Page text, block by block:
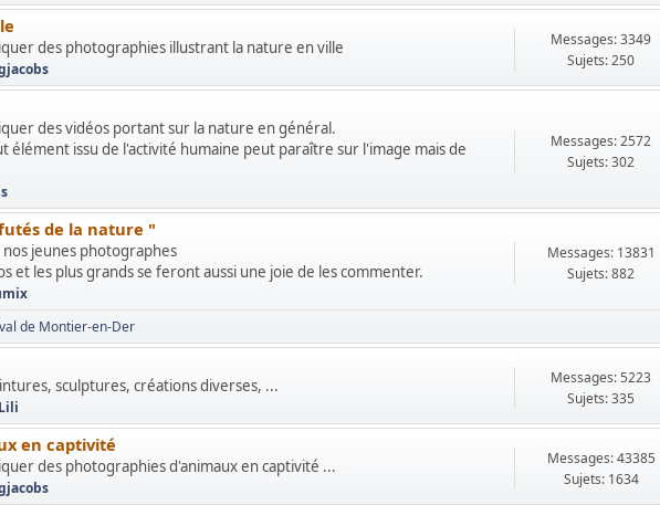
des photographies illustrant la nature en ville
Messages: 3349
Sujets: 250
des vidéos portant sur la nature en général.
élément issu de l'activité humaine peut paraître sur l'image mais de
Messages: 2572
Sujets: 302
de la nature "
jeunes photographes
et les plus grands se feront aussi une joie de les commenter.
Messages: 13831
Sujets: 882
de Montier-en-Der
sculptures, créations diverses, ...
Lili
Messages: 5223
Sujets: 335
en captivité
des photographies d'animaux en captivité ...
Messages: 43385
Sujets: 1634